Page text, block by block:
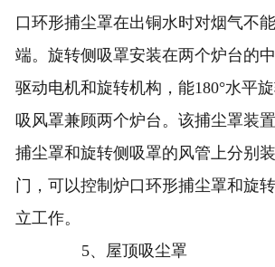
口环形捕尘罩在出铜水时对烟气不
端。旋转侧吸罩安装在两个炉台的
驱动电机和旋转机构，能180°水平
吸风罩兼顾两个炉台。该捕尘罩装
捕尘罩和旋转侧吸罩的风管上分别
门，可以控制炉口环形捕尘罩和旋
立工作。
5、屋顶吸尘罩